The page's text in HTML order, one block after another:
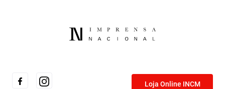
Loja Online INCM